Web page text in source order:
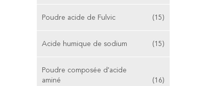
Poudre acide de Fulvic (15)
Acide humique de sodium (15)
Poudre composée d'acide
aminé
(16)